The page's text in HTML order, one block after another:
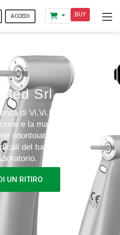
ACCEDI BUY
Srl
di Vi.Vi.Med per
e la manutenzione
odontoiatrica e delle
del tuo studio o del
UN RITIRO